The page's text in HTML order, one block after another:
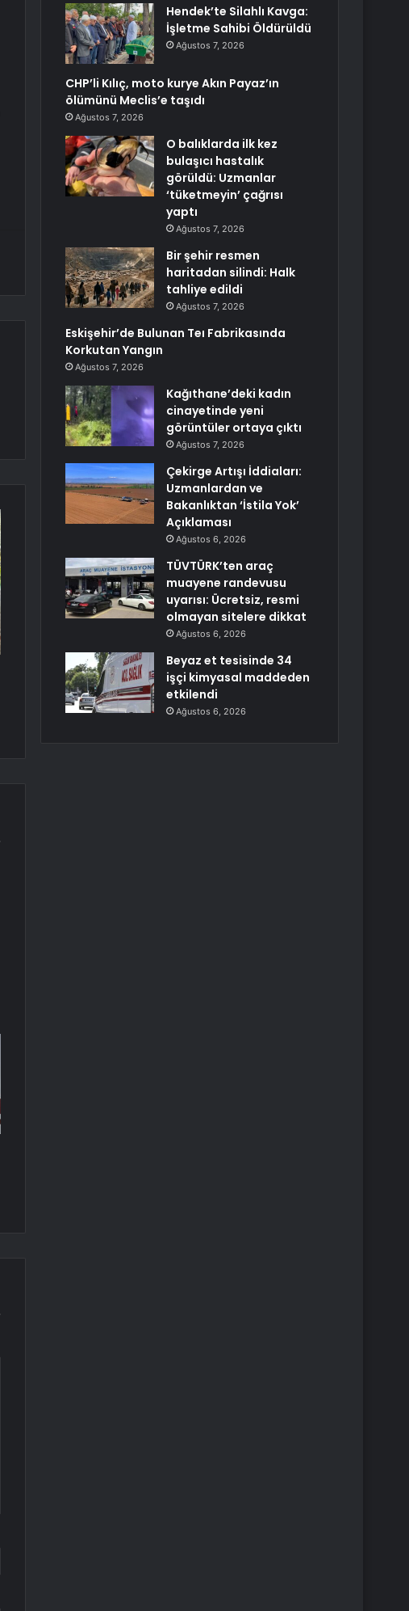
Hendek’te Silahlı Kavga:
İşletme Sahibi Öldürüldü
Ağustos 7, 2026
CHP’li Kılıç, moto kurye Akın Payaz’ın
ölümünü Meclis’e taşıdı
Ağustos 7, 2026
O balıklarda ilk kez
bulaşıcı hastalık
görüldü: Uzmanlar
‘tüketmeyin’ çağrısı
yaptı
Ağustos 7, 2026
Bir şehir resmen
haritadan silindi: Halk
tahliye edildi
Ağustos 7, 2026
Eskişehir’de Bulunan Teı Fabrikasında
Korkutan Yangın
Ağustos 7, 2026
Kağıthane’deki kadın
cinayetinde yeni
görüntüler ortaya çıktı
Ağustos 7, 2026
Çekirge Artışı İddiaları:
Uzmanlardan ve
Bakanlıktan ‘İstila Yok’
Açıklaması
Ağustos 6, 2026
TÜVTÜRK’ten araç
muayene randevusu
uyarısı: Ücretsiz, resmi
olmayan sitelere dikkat
Ağustos 6, 2026
Beyaz et tesisinde 34
işçi kimyasal maddeden
etkilendi
Ağustos 6, 2026